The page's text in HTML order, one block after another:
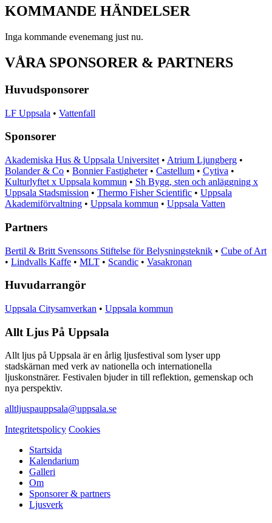
KOMMANDE HÄNDELSER
Inga kommande evenemang just nu.
VÅRA SPONSORER & PARTNERS
Huvudsponsorer
LF Uppsala • Vattenfall
Sponsorer
Akademiska Hus & Uppsala Universitet • Atrium Ljungberg •
Bolander & Co • Bonnier Fastigheter• Castellum • Cytiva •
Kulturlyftet x Uppsala kommun • Sh Bygg, sten och anläggning x
Uppsala Stadsmission • Thermo Fisher Scientific • Uppsala
Akademiförvaltning • Uppsala kommun • Uppsala Vatten
Partners
Bertil & Britt Svenssons Stiftelse för Belysningsteknik • Cube of Art
• Lindvalls Kaffe • MLT • Scandic • Vasakronan
Huvudarrangör
Uppsala Citysamverkan • Uppsala kommun
Allt Ljus På Uppsala
Allt ljus på Uppsala är en årlig ljusfestival som lyser upp
stadskärnan med verk av nationella och internationella
ljuskonstnärer. Festivalen bjuder in till reflektion, gemenskap och
nya perspektiv.
alltljuspauppsala@uppsala.se
Integritetspolicy Cookies
Startsida
Kalendarium
Galleri
Om
Sponsorer & partners
Ljusverk